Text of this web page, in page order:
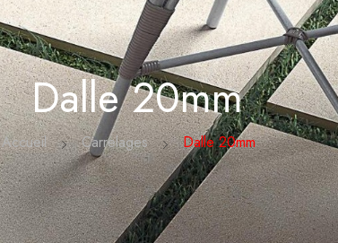
Dalle 20mm
Accueil Carrelages Dalle 20mm